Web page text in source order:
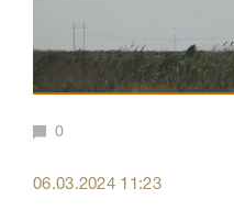
0
06.03.2024 11:23